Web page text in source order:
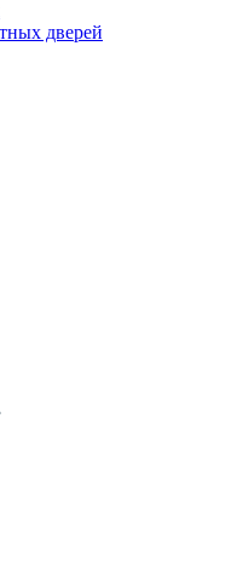
дверей